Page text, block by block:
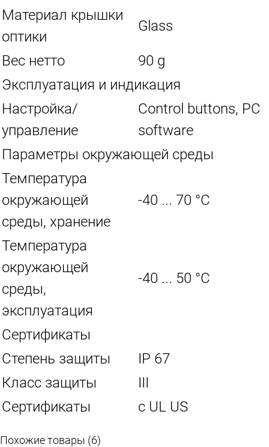
Материал крышки
оптики
Glass
Вес нетто
90 g
Эксплуатация и индикация
Настройка/
управление
Control buttons, PC
software
Параметры окружающей среды
Температура
окружающей
среды, хранение
-40 ... 70 °C
Температура
окружающей
среды,
эксплуатация
-40 ... 50 °C
Сертификаты
Степень защиты
IP 67
Класс защиты
III
Сертификаты
c UL US
Похожие товары (6)